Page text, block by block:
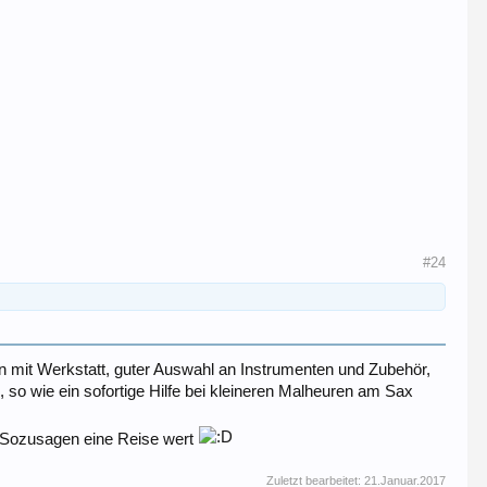
#24
Werkstatt, guter Auswahl an Instrumenten und Zubehör,
wie ein sofortige Hilfe bei kleineren Malheuren am Sax
eine Reise wert
Zuletzt bearbeitet: 21.Januar.2017